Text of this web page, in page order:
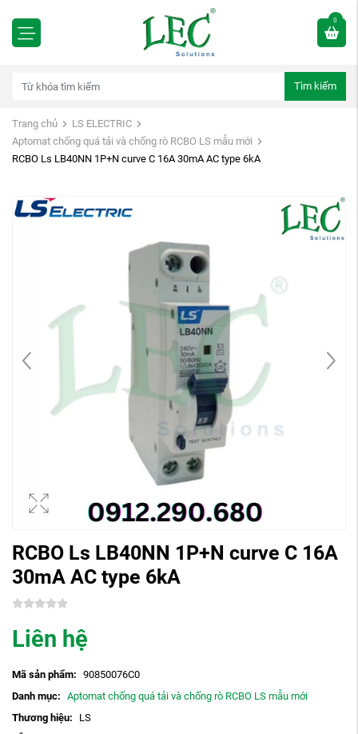
0
Tìm kiếm
Trang chủ
LS ELECTRIC
Aptomat chống quá tải và chống rò RCBO LS mẫu mới
RCBO Ls LB40NN 1P+N curve C 16A 30mA AC type 6kA
RCBO Ls LB40NN 1P+N curve C 16A
30mA AC type 6kA
Liên hệ
Mã sản phẩm: 90850076C0
Danh mục: Aptomat chống quá tải và chống rò RCBO LS mẫu mới
Thương hiệu:
LS